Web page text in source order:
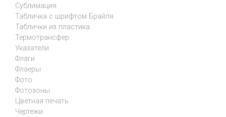
Сублимация
Табличка с шрифтом Брайля
Таблички из пластика
Термотрансфер
Указатели
Флаги
Флаеры
Фото
Фотозоны
Цветная печать
Чертежи